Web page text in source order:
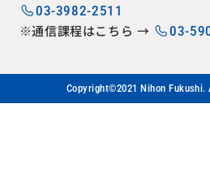
03-3982-2511
※通信課程はこちら → 03-
Copyright©2021 Nihon